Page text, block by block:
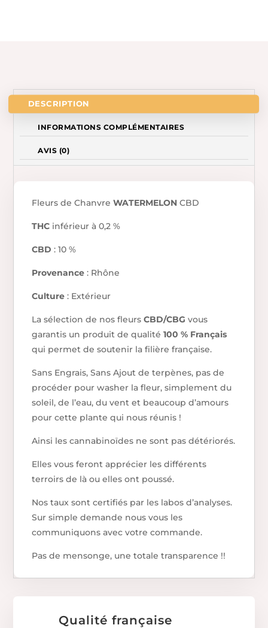
DESCRIPTION
INFORMATIONS COMPLÉMENTAIRES
AVIS (0)
Fleurs de ChanvreWATERMELON CBD
THC inférieur à 0,2 %
CBD : 10 %
Provenance : Rhône
Culture : Extérieur
La sélection de nos fleursCBD/CBG vous
garantis un produit de qualité100 % Français
qui permet de soutenir la filière française.
Sans Engrais, Sans Ajout de terpènes, pas de
procéder pour washer la fleur, simplement du
soleil, de l’eau, du vent et beaucoup d’amours
pour cette plante qui nous réunis !
Ainsi les cannabinoïdes ne sont pas détériorés.
Elles vous feront apprécier les différents
terroirs de là ou elles ont poussé.
Nos taux sont certifiés par les labos d’analyses.
Sur simple demande nous vous les
communiquons avec votre commande.
Pas de mensonge, une totale transparence !!
Qualité française